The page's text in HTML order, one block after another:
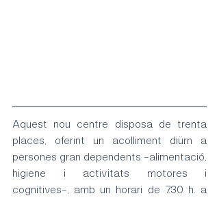
Aquest nou centre disposa de trenta
places, oferint un acolliment diürn a
persones gran dependents -alimentació,
higiene i activitats motores i
cognitives-, amb un horari de 7.30 h. a